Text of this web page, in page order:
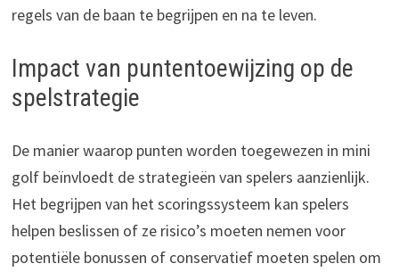
regels van de baan te begrijpen en na te leven.
Impact van puntentoewijzing op de
spelstrategie
De manier waarop punten worden toegewezen in mini
golf beïnvloedt de strategieën van spelers aanzienlijk.
Het begrijpen van het scoringssysteem kan spelers
helpen beslissen of ze risico’s moeten nemen voor
potentiële bonussen of conservatief moeten spelen om